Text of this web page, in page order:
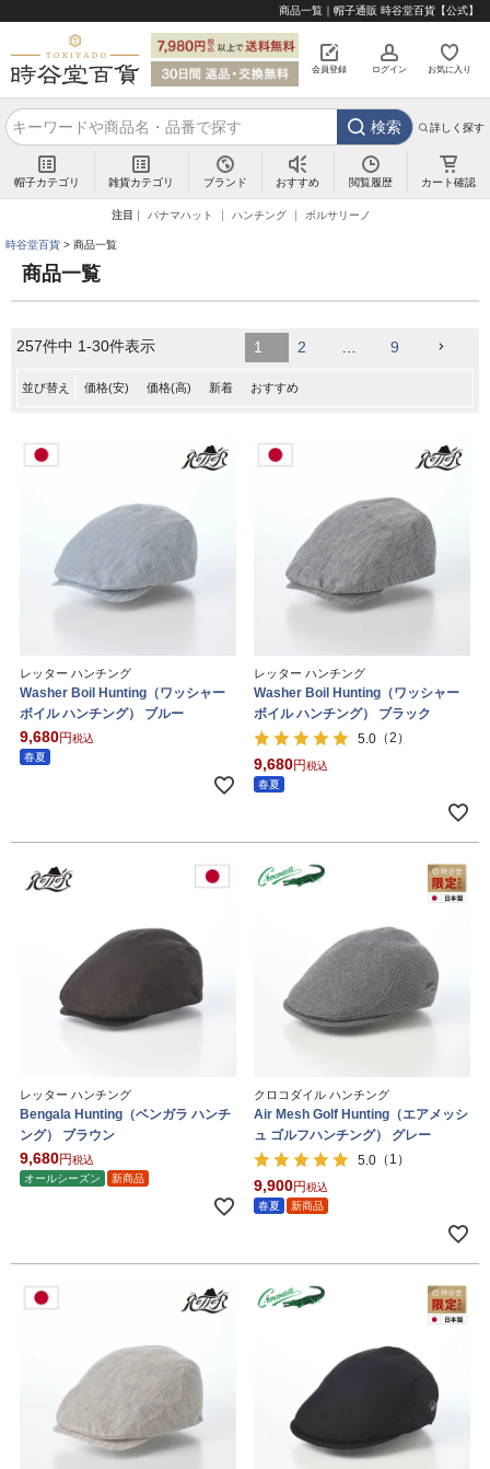
商品一覧｜帽子通販 時谷堂百貨【公式】
会員登録 ログイン お気に入り
検索 詳しく探す
帽子カテゴリ 雑貨カテゴリ ブランド おすすめ 閲覧履歴 カート確認
注目 パナマハット ハンチング ボルサリーノ
時谷堂百貨 商品一覧
商品一覧
並び替え 価格(安) 価格(高) 新着 おすすめ
257件中 1-30件表示 1 2 … 9
レッター ハンチング
Washer Boil Hunting（ワッシャー
ボイル ハンチング） ブルー
9,680
税込
春夏
レッター ハンチング
Washer Boil Hunting（ワッシャー
ボイル ハンチング） ブラック
5.0 （2）
9,680
税込
春夏
レッター ハンチング
Bengala Hunting（ベンガラ ハンチ
ング） ブラウン
9,680
税込
オールシーズン
新商品
クロコダイル ハンチング
Air Mesh Golf Hunting（エアメッシ
ュ ゴルフハンチング） グレー
5.0 （1）
9,900
税込
春夏
新商品